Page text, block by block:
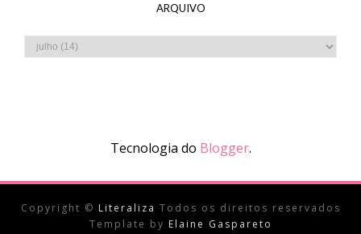
ARQUIVO
Tecnologia do Blogger.
Copyright © Literaliza Todos os direitos reservados
Template by Elaine Gaspareto